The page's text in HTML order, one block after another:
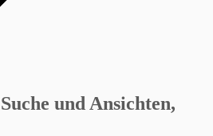
und Ansichten,